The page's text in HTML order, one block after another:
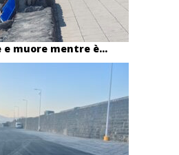
e muore mentre è...